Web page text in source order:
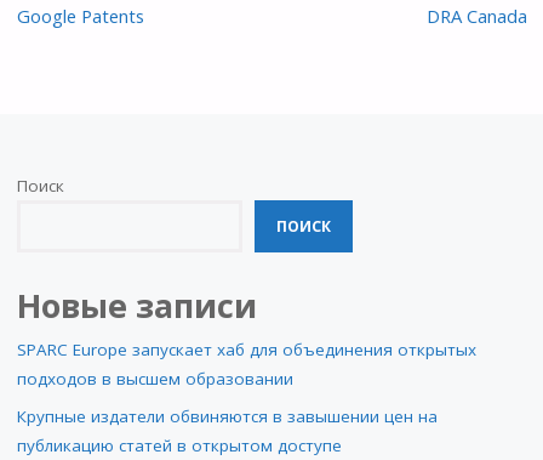
Google Patents DRA Canada
Поиск
ПОИСК
Новые записи
SPARC Europe запускает хаб для объединения открытых
подходов в высшем образовании
Крупные издатели обвиняются в завышении цен на
публикацию статей в открытом доступе